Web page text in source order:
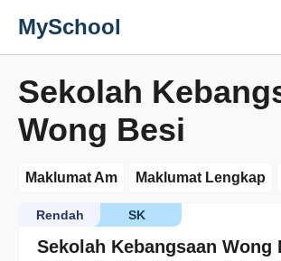
MySchool
Sekolah
Wong Besi
Maklumat Am Maklumat Lengkap
Sekolah Kebangsaan Wong
SK
Rendah